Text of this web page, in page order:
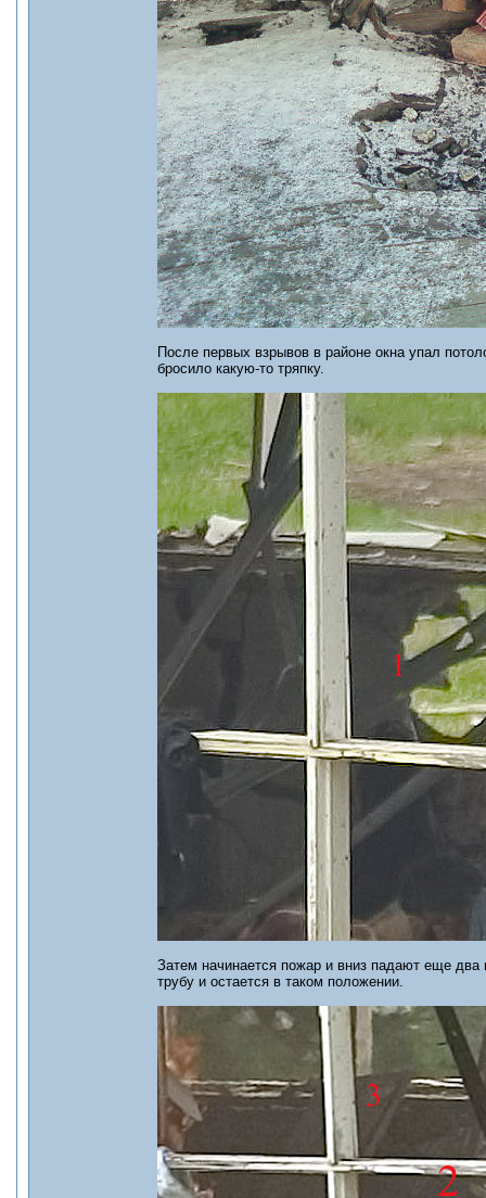
После первых взрывов в районе окна упал
бросило какую-то тряпку.
Затем начинается пожар и вниз падают еще
трубу и остается в таком положении.